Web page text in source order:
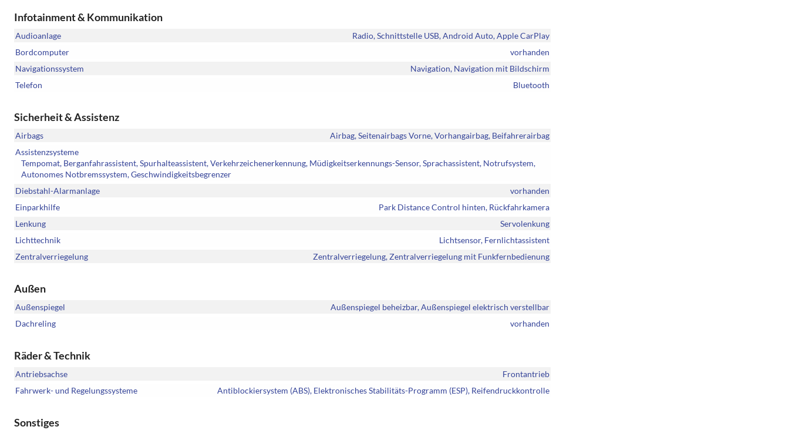
Infotainment & Kommunikation
Audioanlage
Radio, Schnittstelle USB, Android Auto, Apple CarPlay
Bordcomputer
vorhanden
Navigationssystem
Navigation, Navigation mit Bildschirm
Telefon
Bluetooth
Sicherheit & Assistenz
Airbags
Airbag, Seitenairbags Vorne, Vorhangairbag, Beifahrerairbag
Assistenzsysteme
Tempomat, Berganfahrassistent, Spurhalteassistent, Verkehrzeichenerkennung, Müdigkeitserkennungs-Sensor, Sprachassistent, Notrufsystem,
Autonomes Notbremssystem, Geschwindigkeitsbegrenzer
Diebstahl-Alarmanlage
vorhanden
Einparkhilfe
Park Distance Control hinten, Rückfahrkamera
Lenkung
Servolenkung
Lichttechnik
Lichtsensor, Fernlichtassistent
Zentralverriegelung
Zentralverriegelung, Zentralverriegelung mit Funkfernbedienung
Außen
Außenspiegel
Außenspiegel beheizbar, Außenspiegel elektrisch verstellbar
Dachreling
vorhanden
Räder & Technik
Antriebsachse
Frontantrieb
Fahrwerk- und Regelungssysteme
Antiblockiersystem (ABS), Elektronisches Stabilitäts-Programm (ESP), Reifendruckkontrolle
Sonstiges